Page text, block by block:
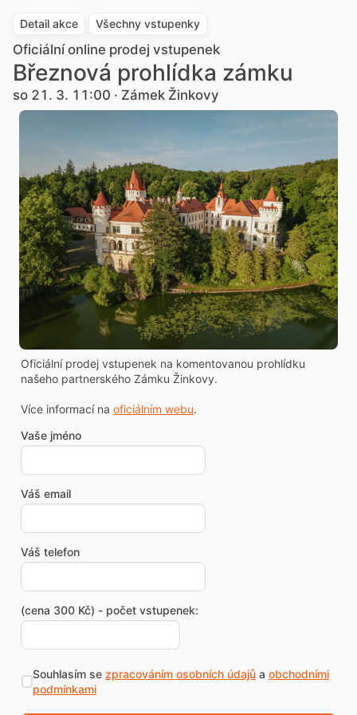
Detail akce Všechny vstupenky
Oficiální online prodej vstupenek
Březnová prohlídka zámku
so 21. 3. 11:00 · Zámek Žinkovy
Oficiální prodej vstupenek na komentovanou prohlídku
našeho partnerského Zámku Žinkovy.
Více informací na oficiálním webu.
Vaše jméno
Váš email
Váš telefon
(cena 300 Kč) - počet vstupenek:
Souhlasím se zpracováním osobních údajůa obchodními
podmínkami